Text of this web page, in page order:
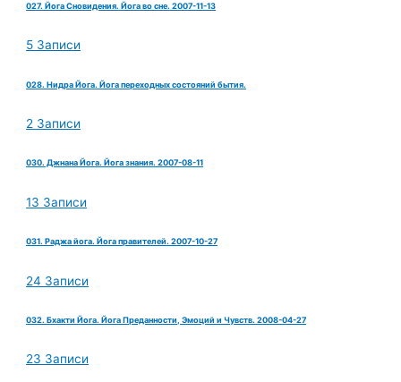
027. Йога Сновидения. Йога во сне. 2007-11-13
5 Записи
028. Нидра Йога. Йога переходных состояний бытия.
2 Записи
030. Джнана Йога. Йога знания. 2007-08-11
13 Записи
031. Раджа йога. Йога правителей. 2007-10-27
24 Записи
032. Бхакти Йога. Йога Преданности, Эмоций и Чувств. 2008-04-27
23 Записи